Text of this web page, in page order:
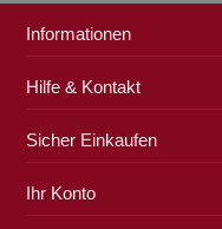
Informationen
Hilfe & Kontakt
Sicher Einkaufen
Ihr Konto